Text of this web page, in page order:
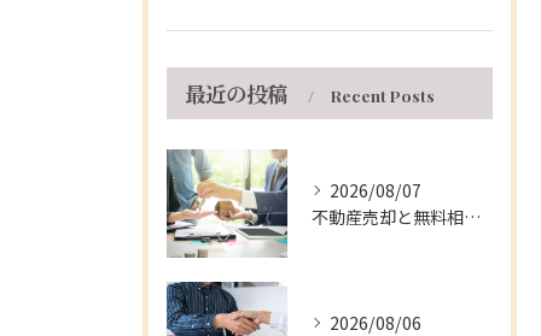
最近の投稿 Recent Posts
2026/08/07
不動産売却と無料相談を兵庫県伊丹市で安心して進める窓口・支援制度の徹底ガイド
2026/08/06